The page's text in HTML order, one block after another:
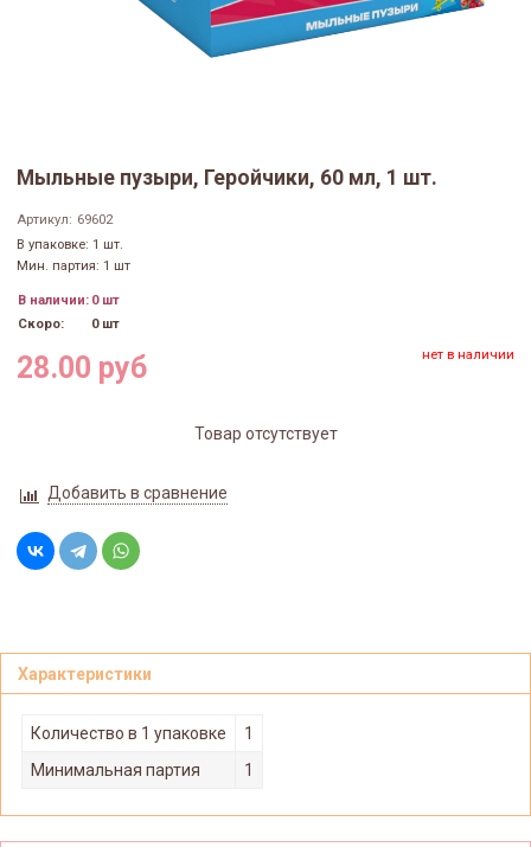
Мыльные пузыри, Геройчики, 60 мл, 1 шт.
Артикул: 69602
В упаковке: 1 шт.
Мин. партия: 1 шт
В наличии: 0 шт
Скоро:
0 шт
28.00 руб нет в наличии
Товар отсутствует
Добавить в сравнение
Характеристики
Количество в 1 упаковке
1
Минимальная партия
1